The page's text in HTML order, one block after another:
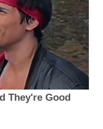
They're Good